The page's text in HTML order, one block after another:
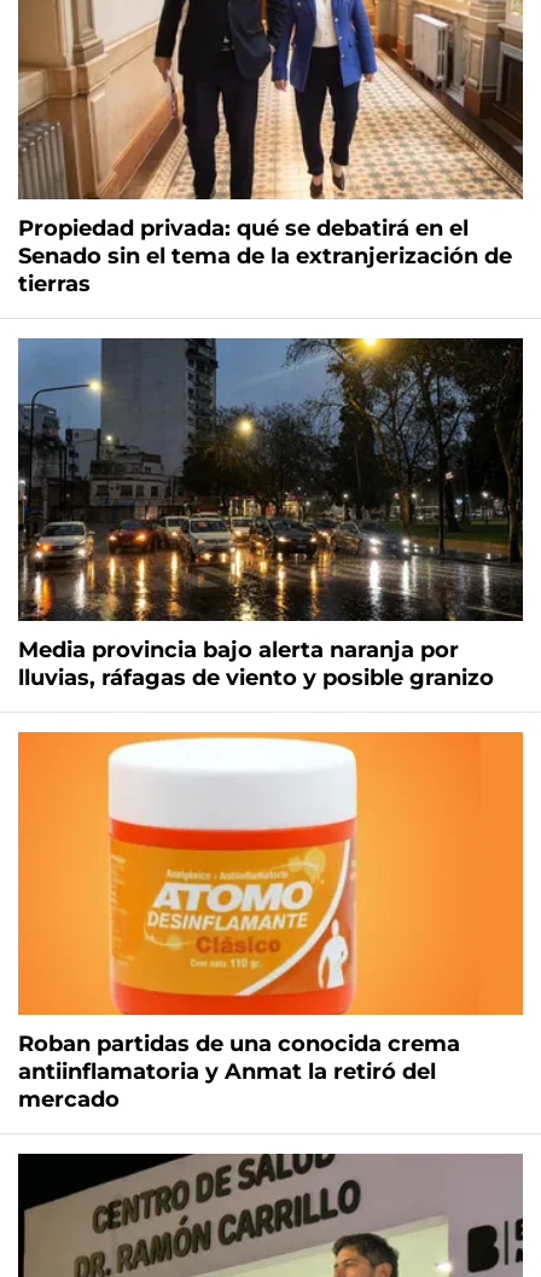
Propiedad privada: qué se debatirá en el
Senado sin el tema de la extranjerización de
tierras
Media provincia bajo alerta naranja por
lluvias, ráfagas de viento y posible granizo
Roban partidas de una conocida crema
antiinflamatoria y Anmat la retiró del
mercado